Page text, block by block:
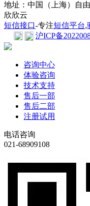
地址：中国（上海）自
欣欣云
短信接口-专注短信平台,
沪ICP备
咨询中心
体验咨询
技术支持
售后一部
售后二部
注册试用
电话咨询
021-68909108